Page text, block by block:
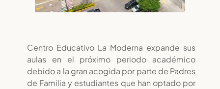
Centro Educativo La Moderna expande sus
aulas en el próximo periodo académico
debido a la gran acogida por parte de Padres
de Familia y estudiantes que han optado por